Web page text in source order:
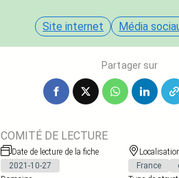
Site internet Média
Partager sur
COMITÉ DE LECTURE
Date de lecture de la fiche
2021-10-27
France